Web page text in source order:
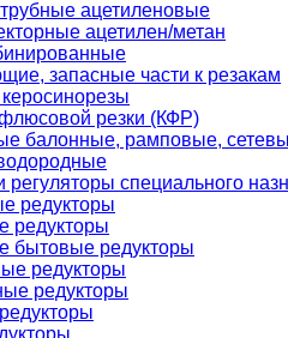
ацетиленовые
ацетилен/метан
запасные части к резакам
резки (КФР)
балонные, рамповые,
регуляторы специального
редукторы
редукторы
бытовые редукторы
редукторы
редукторы